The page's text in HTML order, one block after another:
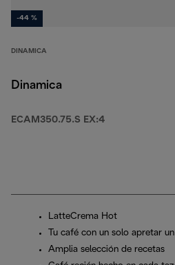
-44 %
DINAMICA
Dinamica
ECAM350.75.S EX:4
LatteCrema Hot
Tu café con un solo apretar
Amplia selección de recetas